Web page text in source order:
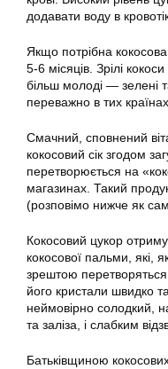
додавати воду в
Якщо потрібна
5-6 місяців. Зрілі
більш молоді — зелені
переважно в тих
Смачний, сповнений
кокосовий сік згодом
перетворюється на
магазинах. Такий
(розповімо нижче як
Кокосовий цукор
кокосової пальми, які,
зрештою
його кристали швидко
неймовірно солодкий,
та заліза, і слабким
Батьківщиною